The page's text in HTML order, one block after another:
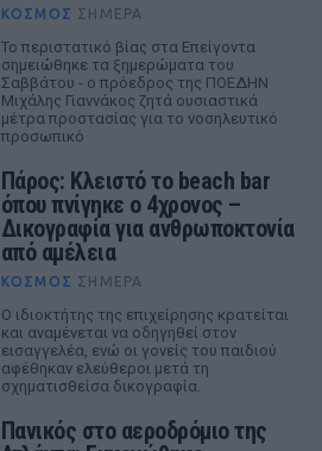
ΚΌΣΜΟΣ ΣΉΜΕΡΑ
Το περιστατικό βίας στα Επείγοντα
σημειώθηκε τα ξημερώματα του
Σαββάτου - ο πρόεδρος της ΠΟΕΔΗΝ
Μιχάλης Γιαννάκος ζητά ουσιαστικά
μέτρα προστασίας για το νοσηλευτικό
προσωπικό
Πάρος: Κλειστό το beach bar
όπου πνίγηκε ο 4χρονος –
Δικογραφία για ανθρωποκτονία
από αμέλεια
ΚΌΣΜΟΣ ΣΉΜΕΡΑ
Ο ιδιοκτήτης της επιχείρησης κρατείται
και αναμένεται να οδηγηθεί στον
εισαγγελέα, ενώ οι γονείς του παιδιού
αφέθηκαν ελεύθεροι μετά τη
σχηματισθείσα δικογραφία.
Πανικός στο αεροδρόμιο της